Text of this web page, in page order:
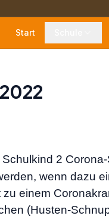
Start
2
wenn dazu
zu einem
(Husten-